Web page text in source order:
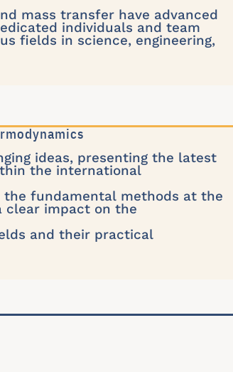
mass transfer have advanced
individuals and team
fields in science, engineering,
ideas, presenting the latest
the international
the fundamental methods at the
clear impact on the
and their practical